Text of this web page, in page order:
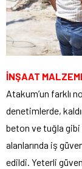
İNŞAAT
Atakum’un farklı
denetimlerde,
beton ve tuğla gibi
alanlarında iş
edildi. Yeterli